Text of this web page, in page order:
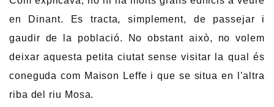
en Dinant. Es tracta, simplement, de passejar i
gaudir de la població. No obstant això, no volem
deixar aquesta petita ciutat sense visitar la qual és
coneguda com Maison Leffe i que se situa en l’altra
riba del riu Mosa.